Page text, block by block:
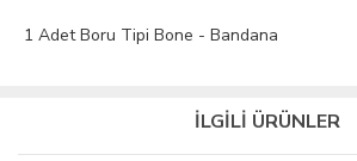
1 Adet Boru Tipi Bone - Bandana
İLGİLİ ÜRÜNLER